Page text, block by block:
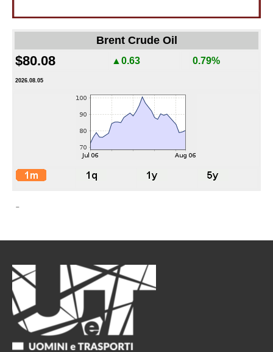
Brent Crude Oil
$80.08 ▲0.63 0.79%
2026.08.05
-